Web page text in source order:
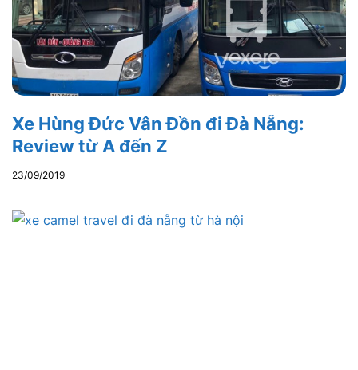
Xe Hùng Đức Vân Đồn đi Đà Nẵng:
Review từ A đến Z
23/09/2019